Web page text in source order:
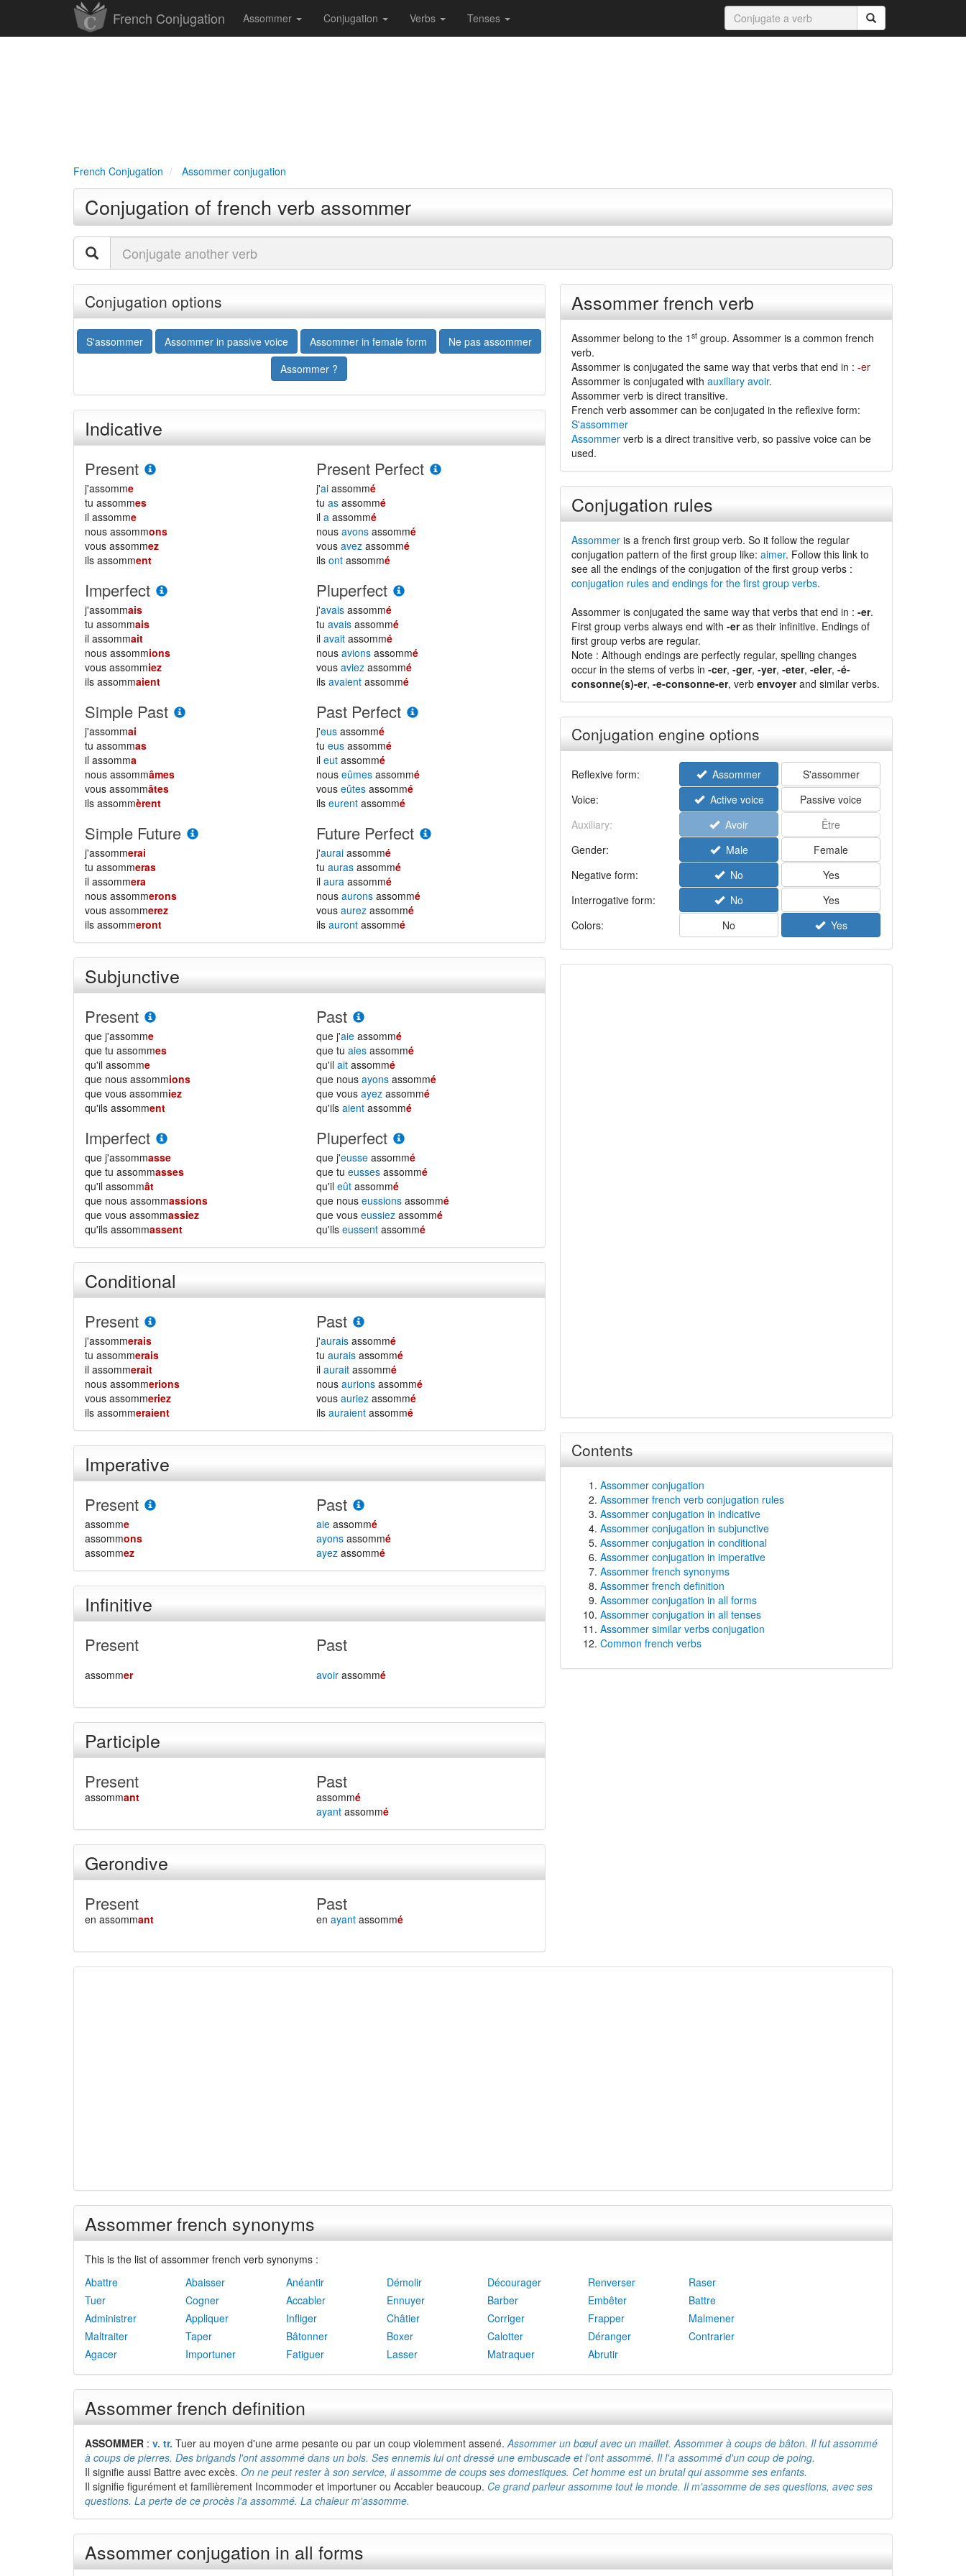
French Conjugation Assommer Conjugation Verbs Tenses
French Conjugation Assommer conjugation
Conjugation of french verb assommer
Conjugation options
S'assommer Assommer in passive voice Assommer in female form
Ne pas assommer
Assommer ?
Indicative
Present
j'assomme
tu assommes
il assomme
nous assommons
vous assommez
ils assomment
Present Perfect
j'ai assommé
tuas assommé
ila assommé
nousavons assommé
vousavez assommé
ilsont assommé
Imperfect
j'assommais
tu assommais
il assommait
nous assommions
vous assommiez
ils assommaient
Pluperfect
j'avais assommé
tuavais assommé
ilavait assommé
nousavions assommé
vousaviez assommé
ilsavaient assommé
Simple Past
j'assommai
tu assommas
il assomma
nous assommâmes
vous assommâtes
ils assommèrent
Past Perfect
j'eus assommé
tueus assommé
ileut assommé
nouseûmes assommé
vouseûtes assommé
ilseurent assommé
Simple Future
j'assommerai
tu assommeras
il assommera
nous assommerons
vous assommerez
ils assommeront
Future Perfect
j'aurai assommé
tuauras assommé
ilaura assommé
nousaurons assommé
vousaurez assommé
ilsauront assommé
Subjunctive
Present
que j'assomme
que tu assommes
qu'il assomme
que nous assommions
que vous assommiez
qu'ils assomment
Past
que j'aie assommé
que tuaies assommé
qu'ilait assommé
que nousayons assommé
que vousayez assommé
qu'ilsaient assommé
Imperfect
que j'assommasse
que tu assommasses
qu'il assommât
que nous assommassions
que vous assommassiez
qu'ils assommassent
Pluperfect
que j'eusse assommé
que tueusses assommé
qu'ileût assommé
que nouseussions assommé
que vouseussiez assommé
qu'ilseussent assommé
Conditional
Present
j'assommerais
tu assommerais
il assommerait
nous assommerions
vous assommeriez
ils assommeraient
Past
j'aurais assommé
tuaurais assommé
ilaurait assommé
nousaurions assommé
vousauriez assommé
ilsauraient assommé
Imperative
Present
assomme
assommons
assommez
Past
aie assommé
ayons assommé
ayez assommé
Infinitive
Present
assommer
Past
avoir assommé
Participle
Present
assommant
Past
assommé
ayant assommé
Gerondive
Present
en assommant
Past
enayant assommé
Assommer french verb
Assommer belong to the 1 stgroup. Assommer is a common french
verb.
Assommer is conjugated the same way that verbs that end in : -er
Assommer is conjugated with auxiliary avoir.
Assommer verb is direct transitive.
French verb assommer can be conjugated in the reflexive form:
S'assommer
Assommerverb is a direct transitive verb, so passive voice can be
used.
Conjugation rules
Assommeris a french first group verb. So it follow the regular
conjugation pattern of the first group like: aimer. Follow this link to
see all the endings of the conjugation of the first group verbs :
conjugation rules and endings for the first group verbs.
Assommer is conjugated the same way that verbs that end in : -er.
First group verbs always end with -eras their infinitive. Endings of
first group verbs are regular.
Note : Although endings are perfectly regular, spelling changes
occur in the stems of verbs in -cer, -ger, -yer, -eter, -eler, -é-
consonne(s)-er, -e-consonne-er, verb envoyerand similar verbs.
Conjugation engine options
Reflexive form: Assommer
S'assommer
Voice:
Active voice
Passive voice
Auxiliary:
Avoir
Être
Gender:
Male
Female
Negative form:
No
Yes
Interrogative form:
No
Yes
Colors:
No Yes
Contents
Assommer conjugation
Assommer french verb conjugation rules
Assommer conjugation in indicative
Assommer conjugation in subjunctive
Assommer conjugation in conditional
Assommer conjugation in imperative
Assommer french synonyms
Assommer french definition
Assommer conjugation in all forms
Assommer conjugation in all tenses
Assommer similar verbs conjugation
Common french verbs
Assommer french synonyms
This is the list of assommer french verb synonyms :
Abattre
Abaisser Anéantir Démolir Décourager Renverser
Raser
Tuer
Cogner Accabler Ennuyer Barber Embêter
Battre
Administrer
Appliquer Infliger Châtier Corriger Frapper
Malmener
Maltraiter
Taper Bâtonner Boxer Calotter Déranger
Contrarier
Agacer
Importuner Fatiguer Lasser Matraquer Abrutir
Assommer french definition
ASSOMMER : v. tr. Tuer au moyen d'une arme pesante ou par un coup violemment assené.Assommer un bœuf avec un maillet. Assommer à coups de bâton. Il fut assommé
à coups de pierres. Des brigands l'ont assommé dans un bois. Ses ennemis lui ont dressé une embuscade et l'ont assommé. Il l'a assommé d'un coup de poing.
Il signifie aussi Battre avec excès. On ne peut rester à son service, il assomme de coups ses domestiques. Cet homme est un brutal qui assomme ses enfants.
Il signifie figurément et familièrement Incommoder et importuner ou Accabler beaucoup. Ce grand parleur assomme tout le monde. Il m'assomme de ses questions, avec ses
questions. La perte de ce procès l'a assommé. La chaleur m'assomme.
Assommer conjugation in all forms